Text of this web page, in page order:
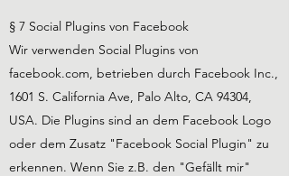
§ 7 Social Plugins von Facebook
Wir verwenden Social Plugins von
facebook.com, betrieben durch Facebook Inc.,
1601 S. California Ave, Palo Alto, CA 94304,
USA. Die Plugins sind an dem Facebook Logo
oder dem Zusatz "Facebook Social Plugin" zu
erkennen. Wenn Sie z.B. den "Gefällt mir"